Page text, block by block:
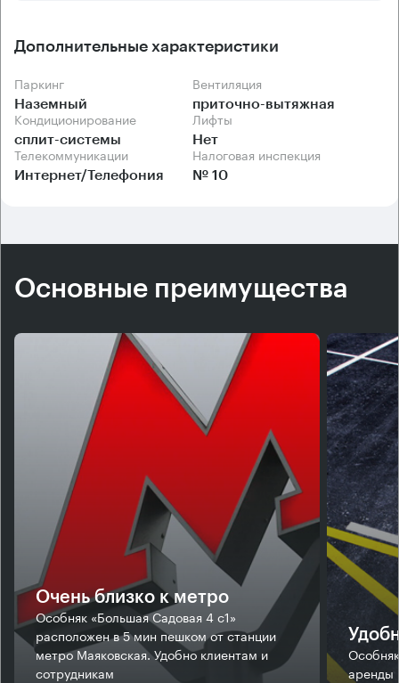
Дополнительные характеристики
Паркинг
Наземный
Вентиляция
приточно-вытяжная
Кондиционирование
сплит-системы
Лифты
Нет
Телекоммуникации
Интернет/Телефония
Налоговая инспекция
№ 10
Основные преимущества
Очень близко к метро
Особняк «Большая Садовая 4 с1»
расположен в 5 мин пешком от станции
метро Маяковская. Удобно клиентам и
сотрудникам
аренды